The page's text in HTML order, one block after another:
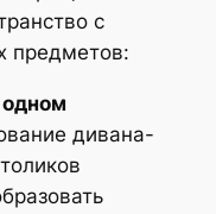
с
предметов:
одном
дивана-